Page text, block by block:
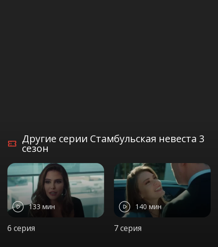
Другие серии Стамбульская невеста 3
сезон
133 мин
6 серия
140 мин
7 серия